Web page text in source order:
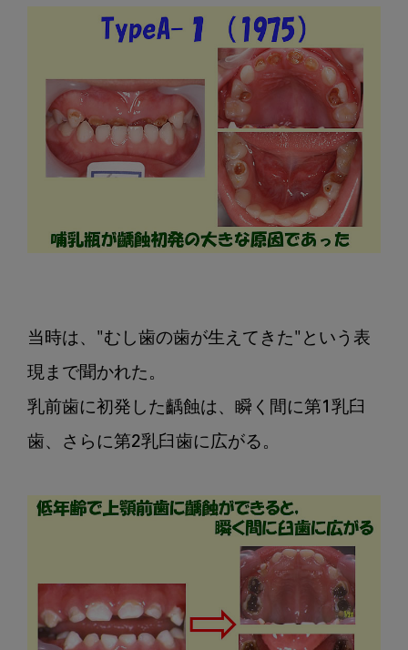
当時は、"むし歯の歯が生えてきた"という表
現まで聞かれた。
乳前歯に初発した齲蝕は、瞬く間に第1乳臼
歯、さらに第2乳臼歯に広がる。